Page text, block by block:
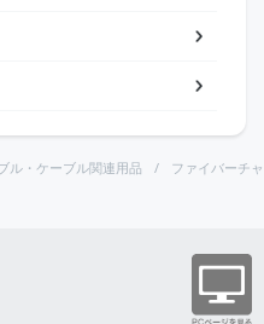
ル・ケーブル関連用品 ファイバーチ